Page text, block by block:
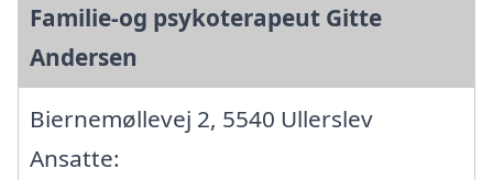
Familie-og psykoterapeut Gitte
Andersen
Biernemøllevej 2, 5540 Ullerslev
Ansatte: